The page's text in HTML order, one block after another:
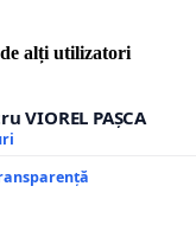
alți utilizatori
VIOREL PAȘCA